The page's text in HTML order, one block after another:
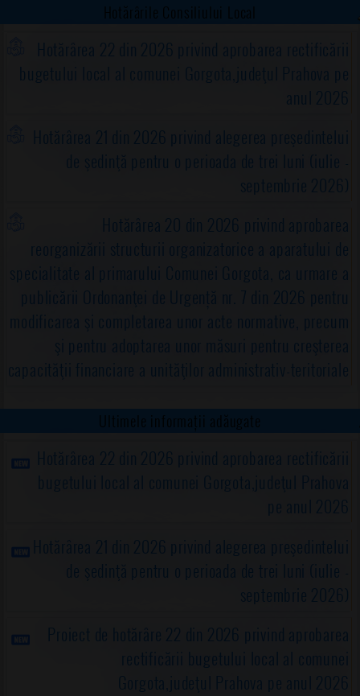
Hotărârile Consiliului Local
Hotărârea 22 din 2026 privind aprobarea rectificării
bugetului local al comunei Gorgota,judeţul Prahova pe
anul 2026
Hotărârea 21 din 2026 privind alegerea preşedintelui
de şedinţă pentru o perioada de trei luni (iulie -
septembrie 2026)
Hotărârea 20 din 2026 privind aprobarea
reorganizării structurii organizatorice a aparatului de
specialitate al primarului Comunei Gorgota, ca urmare a
publicării Ordonanţei de Urgență nr. 7 din 2026 pentru
modificarea şi completarea unor acte normative, precum
şi pentru adoptarea unor măsuri pentru creşterea
capacităţii financiare a unităţilor administrativ-teritoriale
Ultimele informații adăugate
Hotărârea 22 din 2026 privind aprobarea rectificării
bugetului local al comunei Gorgota,judeţul Prahova
pe anul 2026
Hotărârea 21 din 2026 privind alegerea preşedintelui
de şedinţă pentru o perioada de trei luni (iulie -
septembrie 2026)
Proiect de hotărâre 22 din 2026 privind aprobarea
rectificării bugetului local al comunei
Gorgota,judeţul Prahova pe anul 2026